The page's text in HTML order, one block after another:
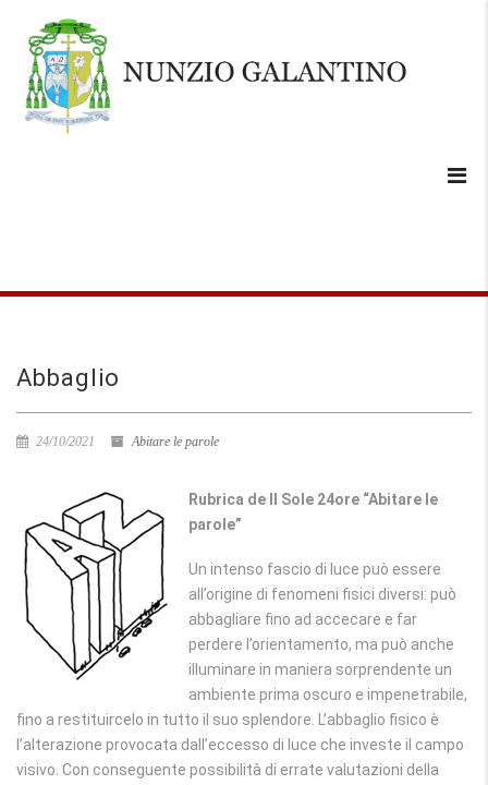
Abbaglio
24/10/2021 Abitare le parole
Rubrica de Il Sole 24ore “Abitare le
parole”
Un intenso fascio di luce può essere
all’origine di fenomeni fisici diversi: può
abbagliare fino ad accecare e far
perdere l’orientamento, ma può anche
illuminare in maniera sorprendente un
ambiente prima oscuro e impenetrabile,
fino a restituircelo in tutto il suo splendore. L’abbaglio fisico è
l’alterazione provocata dall’eccesso di luce che investe il campo
visivo. Con conseguente possibilità di errate valutazioni della